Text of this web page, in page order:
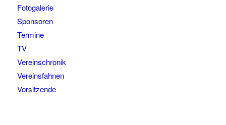
Fotogalerie
Sponsoren
Termine
TV
Vereinschronik
Vereinsfahnen
Vorsitzende